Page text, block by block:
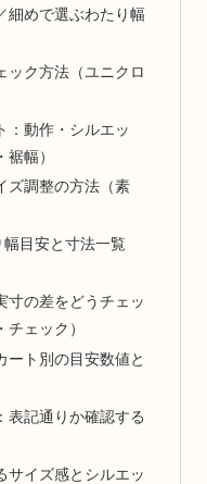
細めで選ぶわたり幅
ック方法（ユニクロ
：動作・シルエッ
幅）
ズ調整の方法（素
目安と寸法一覧
寸の差をどうチェッ
ェック）
ート別の目安数値と
表記通りか確認する
サイズ感とシルエッ